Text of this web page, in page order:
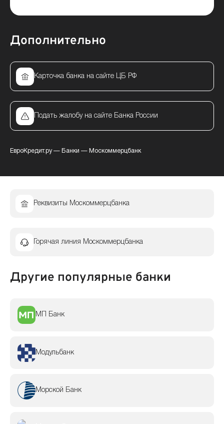
Дополнительно
Карточка банка на сайте ЦБ РФ
Подать жалобу на сайте Банка России
ЕвроКредит.ру— Банки — Москоммерцбанк
Реквизиты Москоммерцбанка
Горячая линия Москоммерцбанка
Другие популярные банки
МП Банк
Модульбанк
Морской Банк